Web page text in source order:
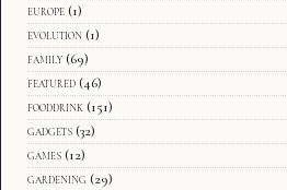
europe (1)
evolution (1)
family (69)
featured (46)
fooddrink (151)
gadgets (32)
games (12)
gardening (29)